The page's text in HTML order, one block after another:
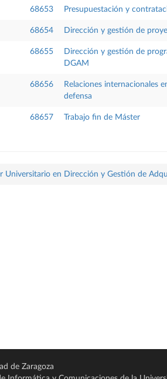
68653 Presupuestación y
68654 Dirección y gestión de
68655
Dirección y gestión de
DGAM
68656
Relaciones internacionales
defensa
68657 Trabajo fin de Máster
Universitario en Dirección y Gestión de
de Zaragoza